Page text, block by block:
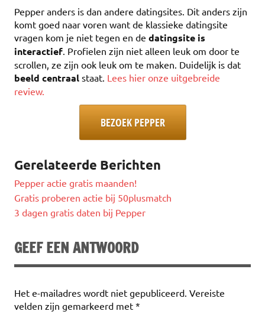
Pepper anders is dan andere datingsites. Dit anders zijn
komt goed naar voren want de klassieke datingsite
vragen kom je niet tegen en de datingsite is
interactief . Profielen zijn niet alleen leuk om door te
scrollen, ze zijn ook leuk om te maken. Duidelijk is dat
beeld centraal staat. Lees hier onze uitgebreide
review.
BEZOEK PEPPER
Gerelateerde Berichten
Pepper actie gratis maanden!
Gratis proberen actie bij 50plusmatch
3 dagen gratis daten bij Pepper
GEEF EEN ANTWOORD
Het e-mailadres wordt niet gepubliceerd. Vereiste
velden zijn gemarkeerd met *